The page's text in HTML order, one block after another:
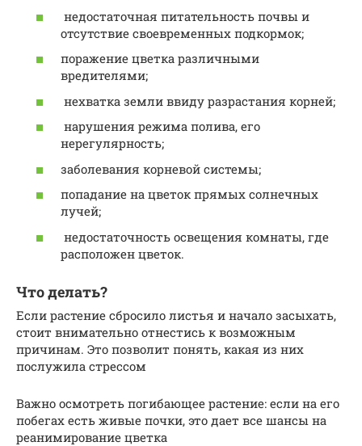
недостаточная питательность почвы и
отсутствие своевременных подкормок;
поражение цветка различными
вредителями;
нехватка земли ввиду разрастания корней;
нарушения режима полива, его
нерегулярность;
заболевания корневой системы;
попадание на цветок прямых солнечных
лучей;
недостаточность освещения комнаты, где
расположен цветок.
Что делать?
Если растение сбросило листья и начало засыхать,
стоит внимательно отнестись к возможным
причинам. Это позволит понять, какая из них
послужила стрессом
Важно осмотреть погибающее растение: если на его
побегах есть живые почки, это дает все шансы на
реанимирование цветка